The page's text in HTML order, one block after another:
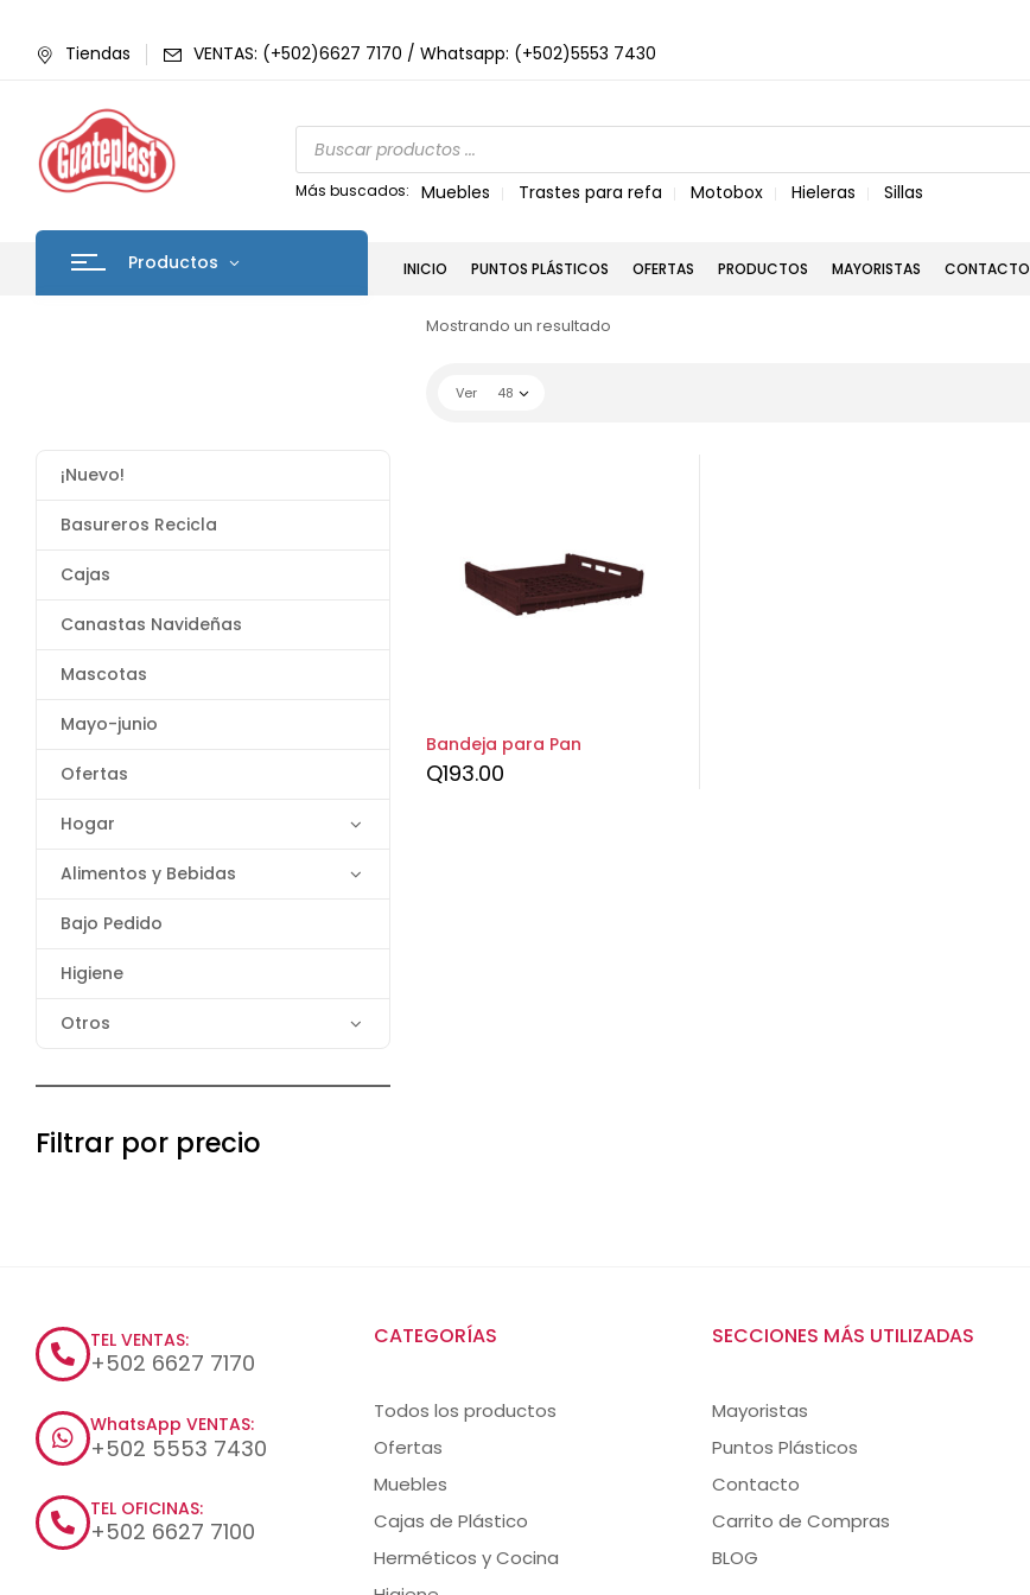
Tiendas VENTAS: (+502)6627 7170 / Whatsapp: (+502)5553 7430
Más buscados: Muebles Trastes para refa Motobox Hieleras Sillas
Productos INICIO PUNTOS PLÁSTICOS OFERTAS PRODUCTOS MAYORISTAS CONTACTO
¡Nuevo!
Basureros Recicla
Cajas
Canastas Navideñas
Mascotas
Mayo-junio
Ofertas
Hogar
Alimentos y Bebidas
Bajo Pedido
Higiene
Otros
Filtrar por precio
Mostrando un resultado
Ver 48
Bandeja para Pan
Q193.00
TEL VENTAS:
+502 6627 7170
WhatsApp VENTAS:
+502 5553 7430
TEL OFICINAS:
+502 6627 7100
CATEGORÍAS
Todos los productos
Ofertas
Muebles
Cajas de Plástico
Herméticos y Cocina
SECCIONES MÁS UTILIZADAS
Mayoristas
Puntos Plásticos
Contacto
Carrito de Compras
BLOG